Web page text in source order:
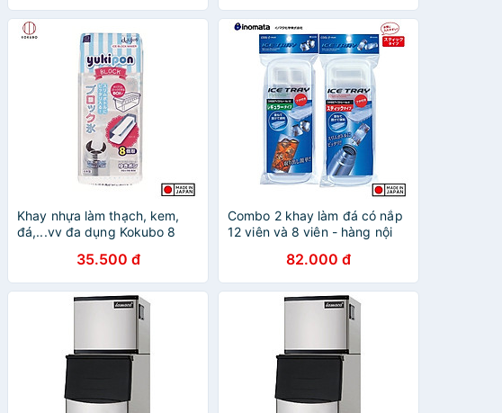
Khay nhựa làm thạch, kem,
đá,...vv đa dụng Kokubo 8
35.500 đ
Combo 2 khay làm đá có nắp
12 viên và 8 viên - hàng nội
82.000 đ